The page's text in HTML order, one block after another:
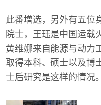
此番增选，另外有五位
院士，王珏是中国运载
黄维娜来自能源与动力
取得本科、硕士以及博
士后研究是这样的情况。